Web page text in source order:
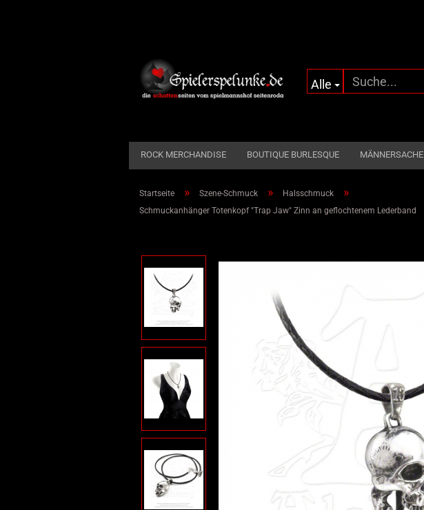
Alle
ROCK MERCHANDISE BOUTIQUE BURLESQUE MÄNNERSACHE
Dekoration anzeigen
Zierrat
Startseite » Szene-Schmuck » Halsschmuck »
Schmuckanhänger Totenkopf "Trap Jaw" Zinn an geflochtenem Lederband